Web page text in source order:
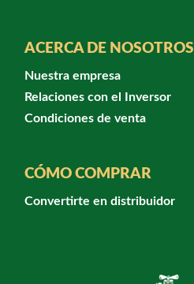
ACERCA DE NOSOTROS
Nuestra empresa
Relaciones con el Inversor
Condiciones de venta
CÓMO COMPRAR
Convertirte en distribuidor